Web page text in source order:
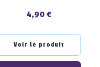
Prix
4,90 €
Voir le produit